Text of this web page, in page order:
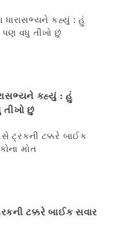
કહ્યું : હું
તીખો છું
ટક્કરે બાઈક સવાર